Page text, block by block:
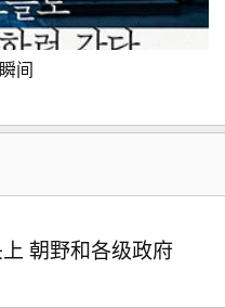
间
朝野和各级政府